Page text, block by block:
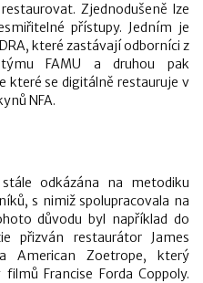
Zjednodušeně lze
přístupy. Jedním je
které zastávají odborníci z
FAMU a druhou pak
které se digitálně restauruje v
NFA.
odkázána na metodiku
s nimiž spolupracovala na
důvodu byl například do
přizván restaurátor James
American Zoetrope, který
Francise Forda Coppoly.